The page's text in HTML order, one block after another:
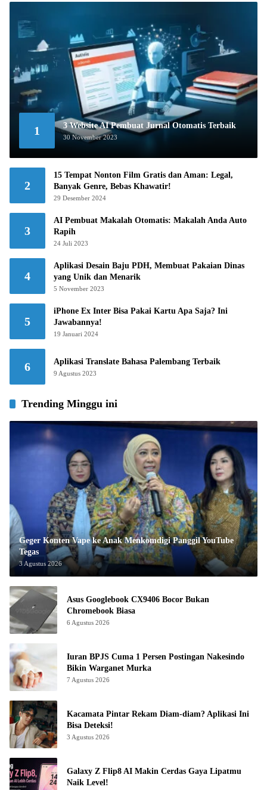
1 3 Website AI Pembuat Jurnal Otomatis Terbaik
30 November 2023
2
15 Tempat Nonton Film Gratis dan Aman: Legal,
Banyak Genre, Bebas Khawatir!
29 Desember 2024
3
AI Pembuat Makalah Otomatis: Makalah Anda Auto
Rapih
24 Juli 2023
4
Aplikasi Desain Baju PDH, Membuat Pakaian Dinas
yang Unik dan Menarik
5 November 2023
5
iPhone Ex Inter Bisa Pakai Kartu Apa Saja? Ini
Jawabannya!
19 Januari 2024
6 Aplikasi Translate Bahasa Palembang Terbaik
9 Agustus 2023
Trending Minggu ini
Geger Konten Vape ke Anak Menkomdigi Panggil YouTube
Tegas
3 Agustus 2026
Asus Googlebook CX9406 Bocor Bukan
Chromebook Biasa
6 Agustus 2026
Iuran BPJS Cuma 1 Persen Postingan Nakesindo
Bikin Warganet Murka
7 Agustus 2026
Kacamata Pintar Rekam Diam-diam? Aplikasi Ini
Bisa Deteksi!
3 Agustus 2026
Galaxy Z Flip8 AI Makin Cerdas Gaya Lipatmu
Naik Level!